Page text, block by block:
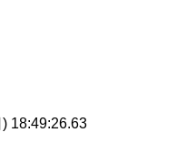
) 18:49:26.63